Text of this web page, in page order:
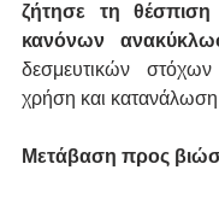
ζήτησε τη
κανόνων
δεσμευτικών
χρήση και
Μετάβαση προς